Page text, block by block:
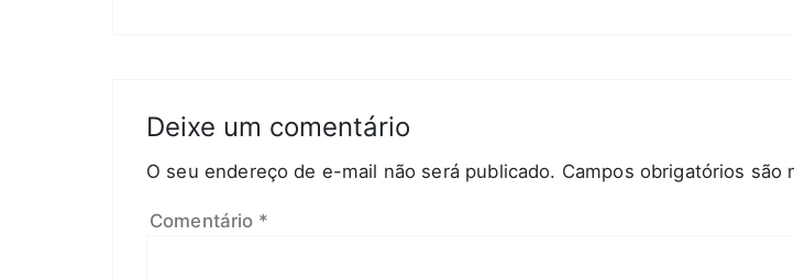
Deixe um comentário
O seu endereço de e-mail não será publicado. Campos obrigatórios são
Comentário *